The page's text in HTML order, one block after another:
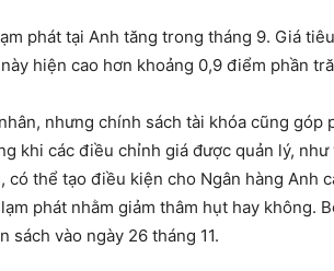
phát tại Anh tăng trong tháng 9. Giá
hiện cao hơn khoảng 0,9 điểm phần
nhưng chính sách tài khóa cũng
khi các điều chỉnh giá được quản lý,
thể tạo điều kiện cho Ngân hàng Anh
phát nhằm giảm thâm hụt hay không.
vào ngày 26 tháng 11.